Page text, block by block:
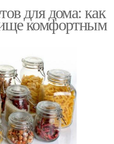
для дома: как
комфортным